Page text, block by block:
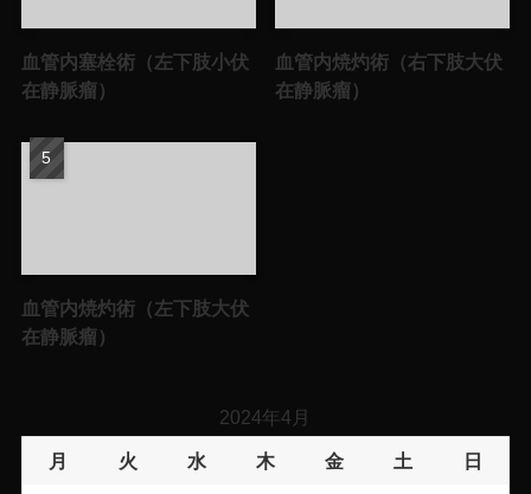
血管内塞栓術（左下肢小伏
在静脈瘤）
血管内焼灼術（右下肢大伏
在静脈瘤）
血管内焼灼術（左下肢大伏
在静脈瘤）
2024年4月
月 火 水 木 金 土 日